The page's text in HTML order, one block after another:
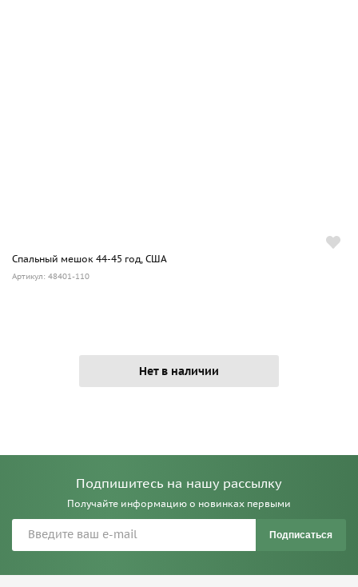
Спальный мешок 44-45 год, США
Артикул: 48401-110
Нет в наличии
Подпишитесь на нашу рассылку
Получайте информацию о новинках первыми
Подписаться